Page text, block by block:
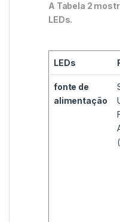
A Tabela 2
LEDs.
LEDs
fonte de
alimentação